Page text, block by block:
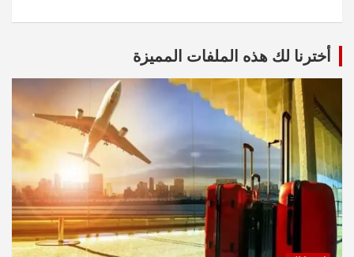
أخترنا لك هذه الملفات المميزة